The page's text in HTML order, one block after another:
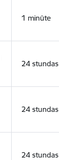
1 minūte
24 stundas
24 stundas
24 stundas